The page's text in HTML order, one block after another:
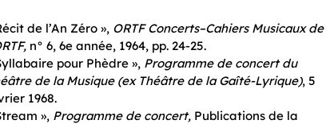
de l’An Zéro », ORTF Concerts–Cahiers Musicaux de
n° 6, 6e année, 1964, pp. 24-25.
pour Phèdre », Programme de concert du
de la Musique (ex Théâtre de la Gaîté-Lyrique), 5
1968.
», Programme de concert, Publications de la